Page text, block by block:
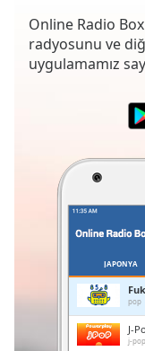
Duration
Loaded:
0.00%
Remaining
Online Radio
radyosunu ve
uygulamamız
JAPONYA
pop
J-
j-pop